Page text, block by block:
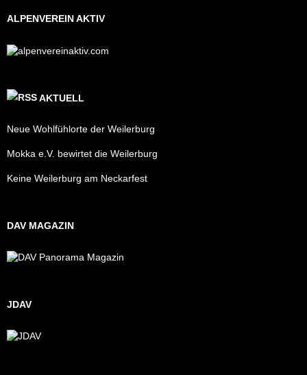
ALPENVEREIN AKTIV
AKTUELL
Neue Wohlfühlorte der Weilerburg
Mokka e.V. bewirtet die Weilerburg
Keine Weilerburg am Neckarfest
DAV MAGAZIN
JDAV